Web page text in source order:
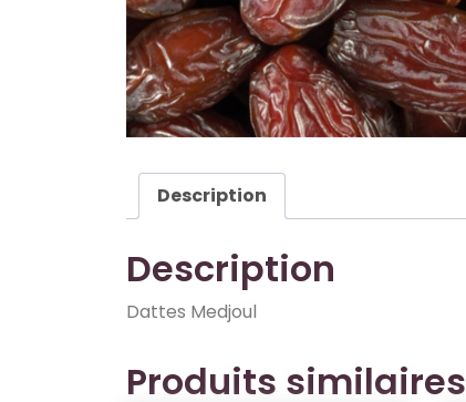
Description
Description
Dattes Medjoul
Produits similaires